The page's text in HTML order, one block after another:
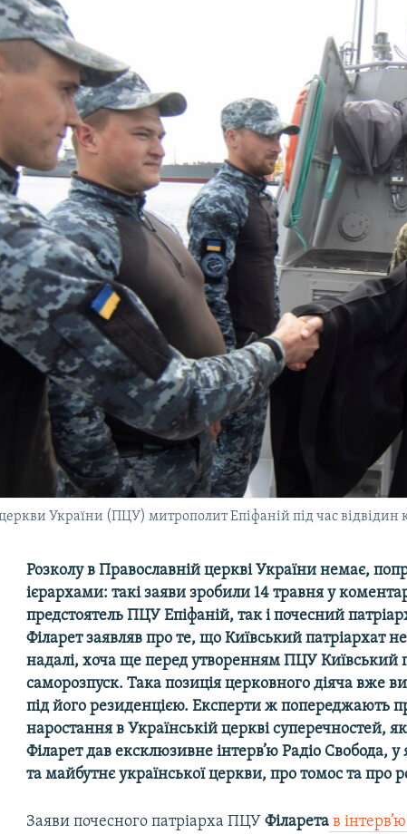
України (ПЦУ) митрополит Епіфаній під час відвідин
Розколу в Православній церкві України немає,
ієрархами: такі заяви зробили 14 травня у
предстоятель ПЦУ Епіфаній, так і почесний
Філарет заявляв про те, що Київський патріархат
надалі, хоча ще перед утворенням ПЦУ Київський
саморозпуск. Така позиція церковного діяча вже
під його резиденцією. Експерти ж попереджають
наростання в Українській церкві суперечностей,
Філарет дав ексклюзивне інтерв’ю Радіо Свобода,
та майбутнє української церкви, про томос та про
Заяви почесного патріарха ПЦУФіларета в